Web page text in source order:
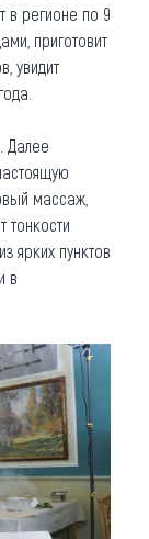
в регионе по 9
приготовит
увидит
Далее
массаж,
тонкости
ярких пунктов
в